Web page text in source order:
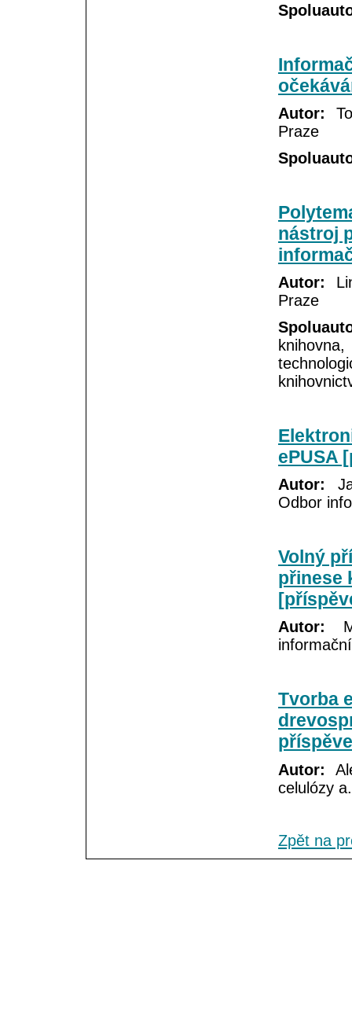
Autor:
Praze
nástroj
Autor:
Praze
ePUSA
Autor:
Odbor
Volný
přinese
Autor:
Tvorba
Autor:
celulózy
Zpět na